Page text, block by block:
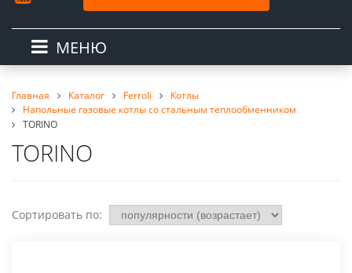
МЕНЮ
Главная Каталог Ferroli
Котлы
Напольные газовые котлы со стальным теплообменником
TORINO
TORINO
Сортировать по: